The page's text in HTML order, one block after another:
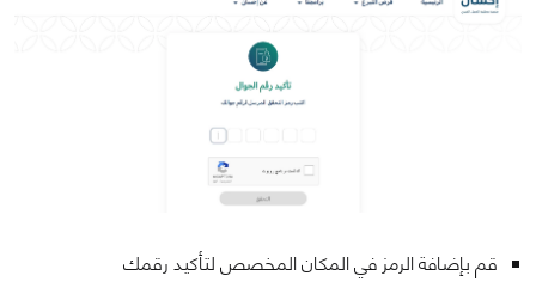
قم بإضافة الرمز في المكان المخصص لتأكيد رقمك